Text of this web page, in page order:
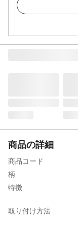
商品の詳細
商品コード
柄
特徴
取り付け方法